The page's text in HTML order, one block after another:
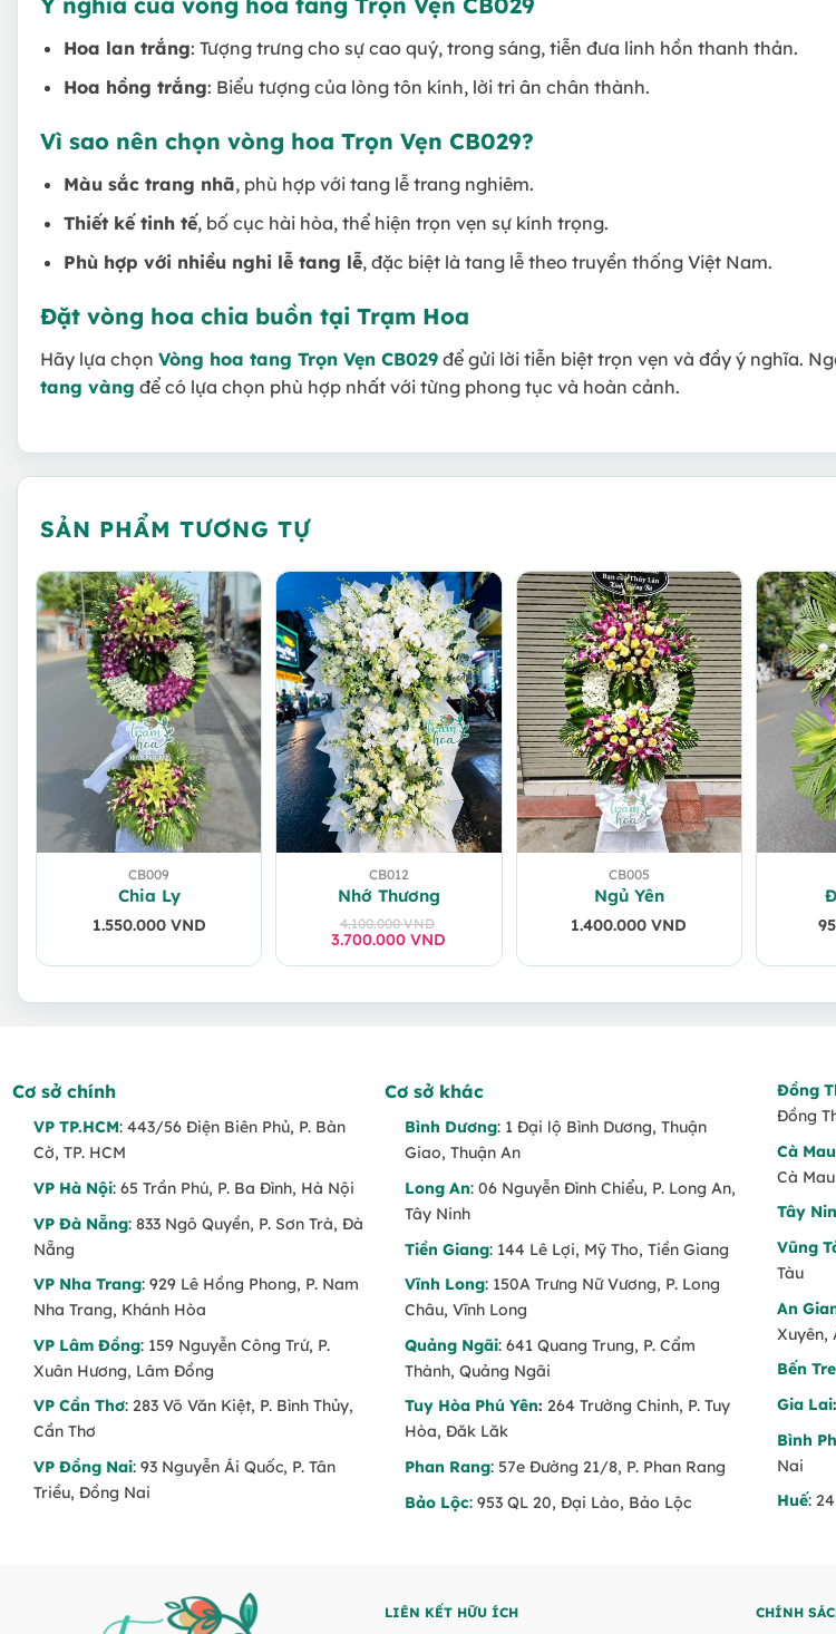
Hoa lan trắng: Tượng trưng cho sự cao quý, trong sáng, tiễn đưa linh hồn thanh thản.
Hoa hồng trắng: Biểu tượng của lòng tôn kính, lời tri ân chân thành.
Vì sao nên chọn vòng hoa Trọn Vẹn CB029?
Màu sắc trang nhã, phù hợp với tang lễ trang nghiêm.
Thiết kế tinh tế, bố cục hài hòa, thể hiện trọn vẹn sự kính trọng.
Phù hợp với nhiều nghi lễ tang lễ, đặc biệt là tang lễ theo truyền thống Việt Nam.
Đặt vòng hoa chia buồn tại Trạm Hoa
Hãy lựa chọn Vòng hoa tang Trọn Vẹn CB029 để gửi lời tiễn biệt trọn vẹn và đầy ý nghĩa.
tang vàng để có lựa chọn phù hợp nhất với từng phong tục và hoàn cảnh.
SẢN PHẨM TƯƠNG TỰ
CB009
Chia Ly
1.550.000 VND
CB012
Nhớ Thương
4.100.000VND
Giá
3.700.000VND
Giá
CB005
Ngủ Yên
1.400.000VND
Cơ sở chính
VP TP.HCM: 443/56 Điện Biên Phủ, P. Bàn
Cờ, TP. HCM
VP Hà Nội: 65 Trần Phú, P. Ba Đình, Hà Nội
VP Đà Nẵng: 833 Ngô Quyền, P. Sơn Trà, Đà
Nẵng
VP Nha Trang: 929 Lê Hồng Phong, P. Nam
Nha Trang, Khánh Hòa
VP Lâm Đồng: 159 Nguyễn Công Trứ, P.
Xuân Hương, Lâm Đồng
VP Cần Thơ: 283 Võ Văn Kiệt, P. Bình Thủy,
Cần Thơ
VP Đồng Nai: 93 Nguyễn Ái Quốc, P. Tân
Triều, Đồng Nai
Cơ sở khác
Bình Dương: 1 Đại lộ Bình Dương, Thuận
Giao, Thuận An
Long An: 06 Nguyễn Đình Chiểu, P. Long An,
Tây Ninh
Tiền Giang: 144 Lê Lợi, Mỹ Tho, Tiền Giang
Vĩnh Long: 150A Trưng Nữ Vương, P. Long
Châu, Vĩnh Long
Quảng Ngãi: 641 Quang Trung, P. Cẩm
Thành, Quảng Ngãi
Tuy Hòa Phú Yên: 264 Trường Chinh, P. Tuy
Hòa, Đăk Lăk
Phan Rang: 57e Đường 21/8, P. Phan Rang
Bảo Lộc: 953 QL 20, Đại Lào, Bảo Lộc
Đồng
Đồng
Cà Mau
Cà Mau
Tây
Vũng
Tàu
An
Xuyên,
Bến Tre
Gia Lai:
Bình
Nai
Huế:
LIÊN KẾT HỮU ÍCH CHÍNH